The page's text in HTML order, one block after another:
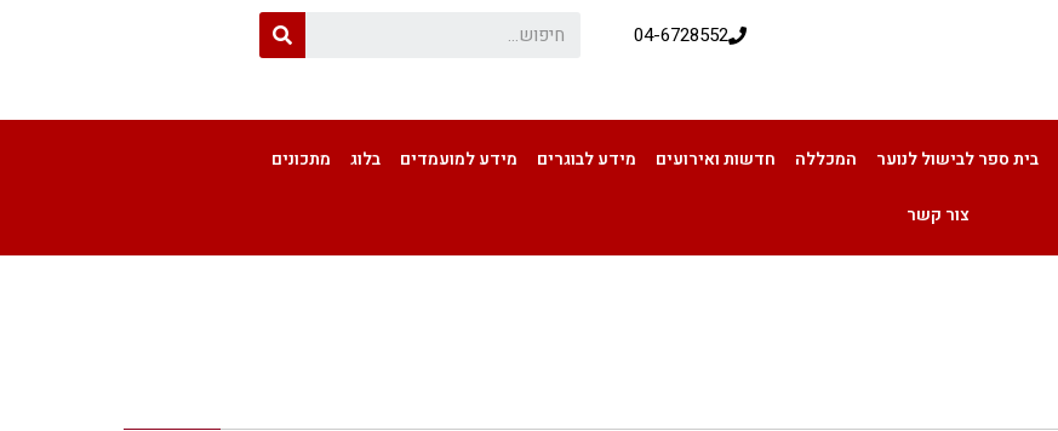
04-6728552
בית ספר לבישול לנוער המכללה חדשות ואירועים מידע לבוגרים מידע למועמדים בלוג מתכונים
צור קשר